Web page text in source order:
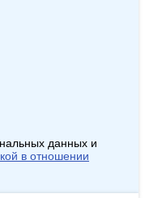
данных и
в отношении